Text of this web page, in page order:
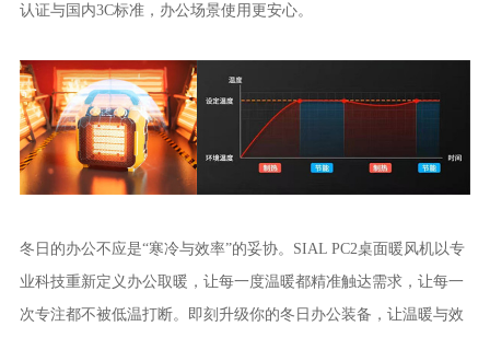
认证与国内3C标准，办公场景使用更安心。
冬日的办公不应是“寒冷与效率”的妥协。SIAL PC2桌面暖风机以专
业科技重新定义办公取暖，让每一度温暖都精准触达需求，让每一
次专注都不被低温打断。即刻升级你的冬日办公装备，让温暖与效